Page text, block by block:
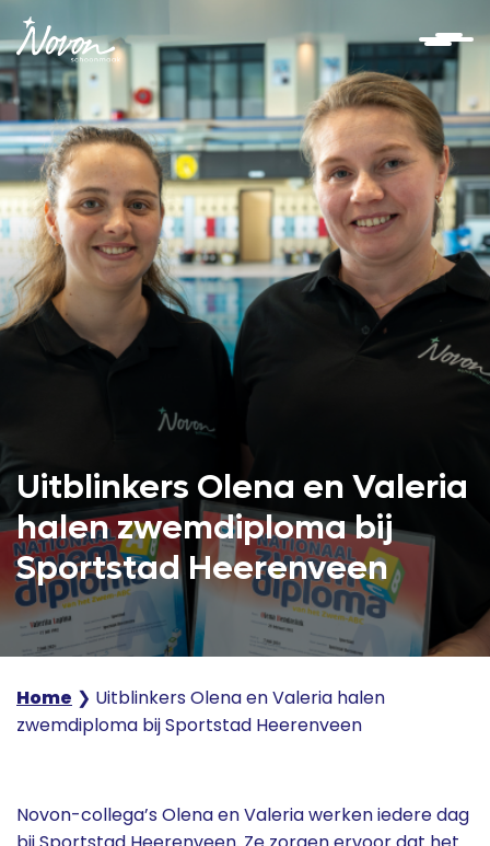
Uitblinkers Olena en Valeria
halen zwemdiploma bij
Sportstad Heerenveen
Home ❯ Uitblinkers Olena en Valeria halen
zwemdiploma bij Sportstad Heerenveen
Novon-collega’s Olena en Valeria werken iedere dag